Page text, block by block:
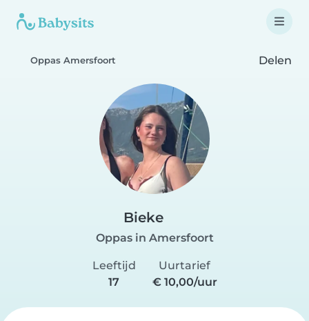
Oppas Amersfoort Delen
Bieke
Oppas in Amersfoort
Leeftijd
17
Uurtarief
€ 10,00/uur